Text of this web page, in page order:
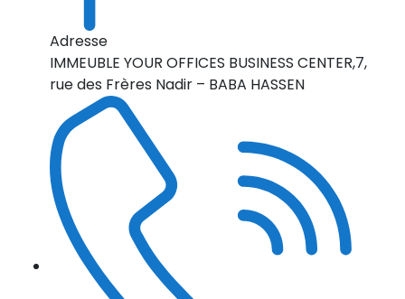
Adresse
IMMEUBLE YOUR OFFICES BUSINESS CENTER,7,
rue des Frères Nadir – BABA HASSEN